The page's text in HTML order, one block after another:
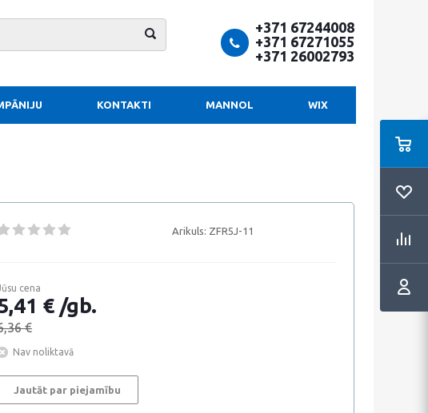
+371 67244008
+371 67271055
+371 26002793
KONTAKTI MANNOL WIX
Arikuls: ZFR5J-11
cena
€ /gb.
€
Nav noliktavā
Jautāt par piejamību